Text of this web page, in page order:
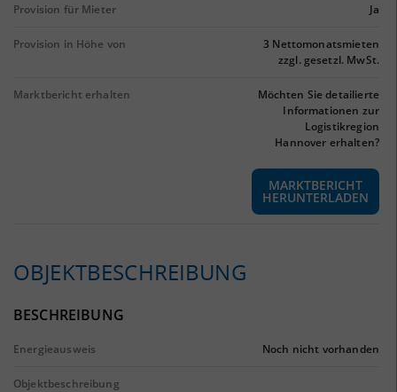
Provision für Mieter Ja
Provision in Höhe von
3 Nettomonatsmieten
zzgl. gesetzl. MwSt.
Marktbericht erhalten
Möchten Sie detailierte
Informationen zur
Logistikregion
Hannover erhalten?
MARKTBERICHT
HERUNTERLADEN
OBJEKTBESCHREIBUNG
BESCHREIBUNG
Energieausweis Noch nicht vorhanden
Objektbeschreibung